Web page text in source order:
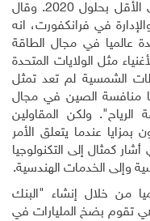
المتجددة الصيني 13 مليون وظيفة على الأقل بحلول 2020. وقال
في فرانكفورت، انه
عالميا في مجال الطاقة
مثل الولايات المتحدة
الشمسية لم تعد تمثل
منافسة الصين في مجال
ولكن المقاولين
بمزايا عندما يتعلق الأمر
كمثال إلى التكنولوجيا
وإلى الخدمات الهندسية.
من خلال إنشاء "البنك
تقوم بضخ المليارات في